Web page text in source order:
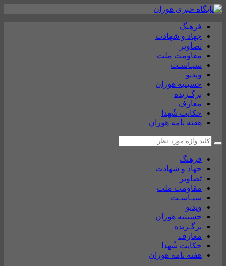
فرهنگ
جهاد و شهادت
تصاویر
مقاومت ملت
سیـاسـت
ویدیو
حسینیه هوران
برگـزیده
معارف
حکایت شُهدا
هفته نامه هوران
فرهنگ
جهاد و شهادت
تصاویر
مقاومت ملت
سیـاسـت
ویدیو
حسینیه هوران
برگـزیده
معارف
حکایت شُهدا
هفته نامه هوران